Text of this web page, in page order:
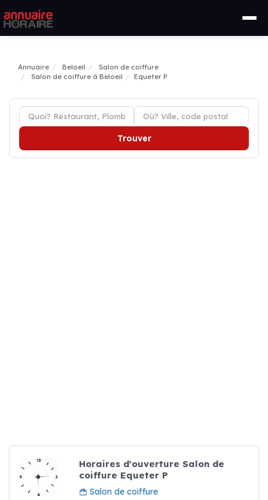
Annuaire Beloeil
Salon de coiffure
Salon de coiffure à Beloeil
Equeter P
Trouver
Horaires d'ouverture Salon de
coiffure Equeter P
Salon de coiffure